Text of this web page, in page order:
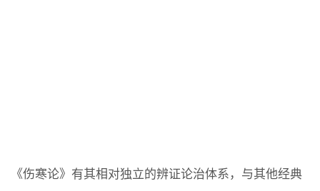
《伤寒论》有其相对独立的辨证论治体系，与其他经典